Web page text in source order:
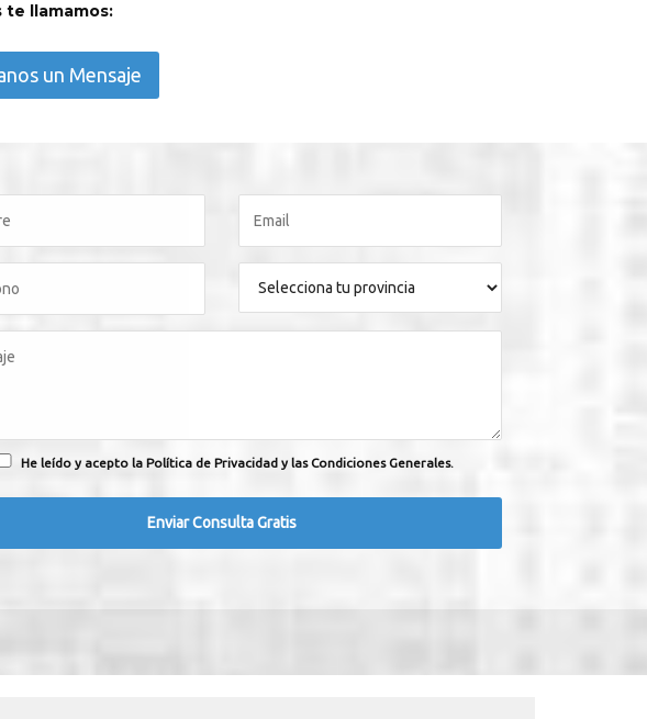
te llamamos:
un Mensaje
He leído y acepto la Política de Privacidad y las Condiciones Generales.